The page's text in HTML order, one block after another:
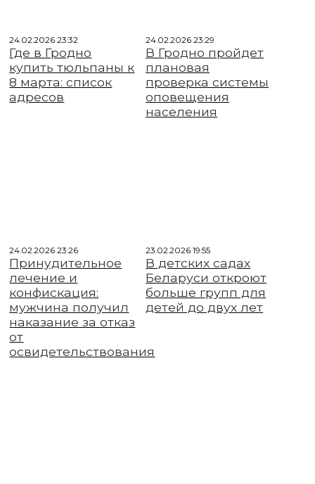
24.02.2026 23:32
Где в Гродно
купить тюльпаны к
8 марта: список
адресов
24.02.2026 23:29
В Гродно пройдет
плановая
проверка системы
оповещения
населения
24.02.2026 23:26
Принудительное
лечение и
конфискация:
мужчина получил
наказание за отказ
от
освидетельствования
23.02.2026 19:55
В детских садах
Беларуси откроют
больше групп для
детей до двух лет